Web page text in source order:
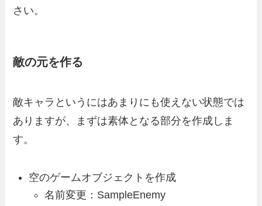
さい。
敵の元を作る
敵キャラというにはあまりにも使えない状態では
ありますが、まずは素体となる部分を作成しま
す。
空のゲームオブジェクトを作成
名前変更：SampleEnemy